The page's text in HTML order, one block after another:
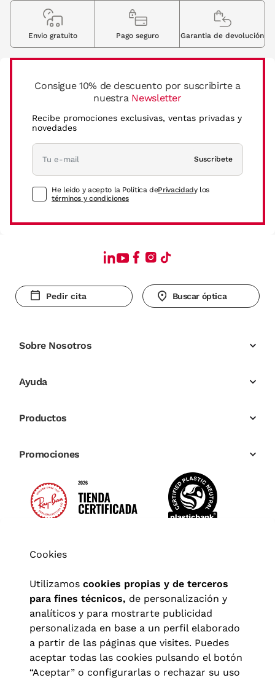
Consigue 10% de descuento por suscribirte a
nuestra Newsletter
Recibe promociones exclusivas, ventas privadas y
novedades
Suscríbete
He leído y acepto la Política dePrivacidady los
términos y condiciones
Envio gratuito Pago seguro Garantia de devolución
Pedir cita Buscar óptica
Sobre Nosotros
Ayuda
Productos
Promociones
Cookies
Utilizamos cookies propias y de terceros
para fines técnicos, de personalización y
analíticos y para mostrarte publicidad
personalizada en base a un perfil elaborado
a partir de las páginas que visites. Puedes
aceptar todas las cookies pulsando el botón
“Aceptar” o configurarlas o rechazar su uso